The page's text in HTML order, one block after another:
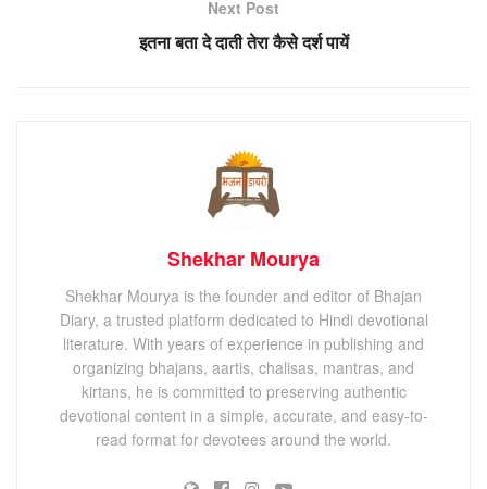
Next Post
इतना बता दे दाती तेरा कैसे दर्श पायें
Shekhar Mourya
Shekhar Mourya is the founder and editor of Bhajan
Diary, a trusted platform dedicated to Hindi devotional
literature. With years of experience in publishing and
organizing bhajans, aartis, chalisas, mantras, and
kirtans, he is committed to preserving authentic
devotional content in a simple, accurate, and easy-to-
read format for devotees around the world.